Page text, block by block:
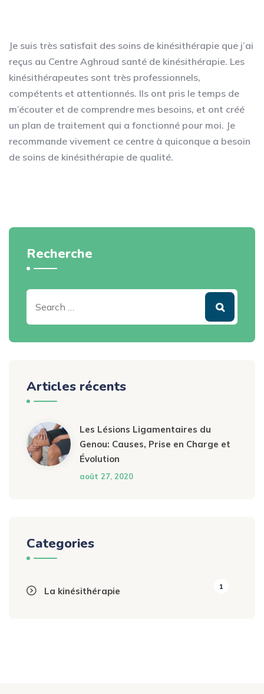
Je suis très satisfait des soins de kinésithérapie que j’ai
reçus au Centre Aghroud santé de kinésithérapie. Les
kinésithérapeutes sont très professionnels,
compétents et attentionnés. Ils ont pris le temps de
m’écouter et de comprendre mes besoins, et ont créé
un plan de traitement qui a fonctionné pour moi. Je
recommande vivement ce centre à quiconque a besoin
de soins de kinésithérapie de qualité.
Recherche
Articles récents
Les Lésions Ligamentaires du
Genou: Causes, Prise en Charge et
Évolution
août 27, 2020
Categories
La kinésithérapie 1